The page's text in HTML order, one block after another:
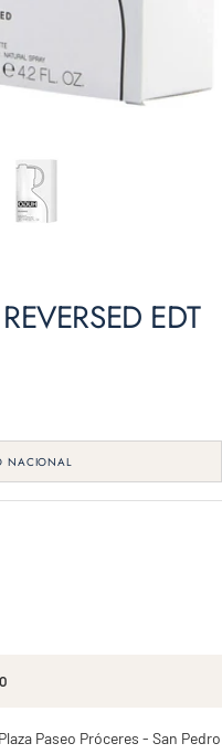
EDT
NACIONAL
Paseo Próceres - San Pedro